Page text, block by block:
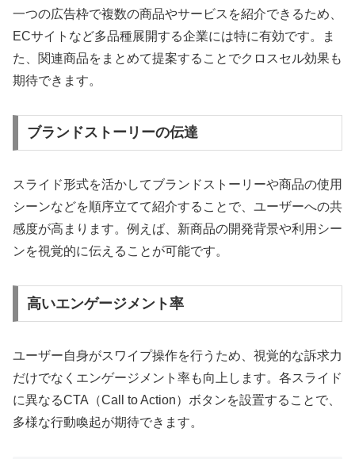
一つの広告枠で複数の商品やサービスを紹介できるため、
ECサイトなど多品種展開する企業には特に有効です。ま
た、関連商品をまとめて提案することでクロスセル効果も
期待できます。
ブランドストーリーの伝達
スライド形式を活かしてブランドストーリーや商品の使用
シーンなどを順序立てて紹介することで、ユーザーへの共
感度が高まります。例えば、新商品の開発背景や利用シー
ンを視覚的に伝えることが可能です。
高いエンゲージメント率
ユーザー自身がスワイプ操作を行うため、視覚的な訴求力
だけでなくエンゲージメント率も向上します。各スライド
に異なるCTA（Call to Action）ボタンを設置することで、
多様な行動喚起が期待できます。